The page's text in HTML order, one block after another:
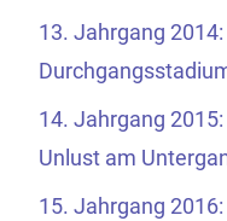
13. Jahrgang
14. Jahrgang
Unlust am
15. Jahrgang